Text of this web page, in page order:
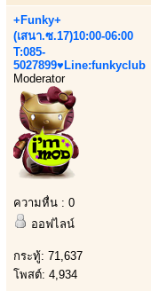
+Funky+
(เสนา.ซ.17)10:00-06:00
T:085-
5027899♥Line:funkyclub
Moderator
ความหื่น : 0
ออฟไลน์
กระทู้: 71,637
โพสต์: 4,934